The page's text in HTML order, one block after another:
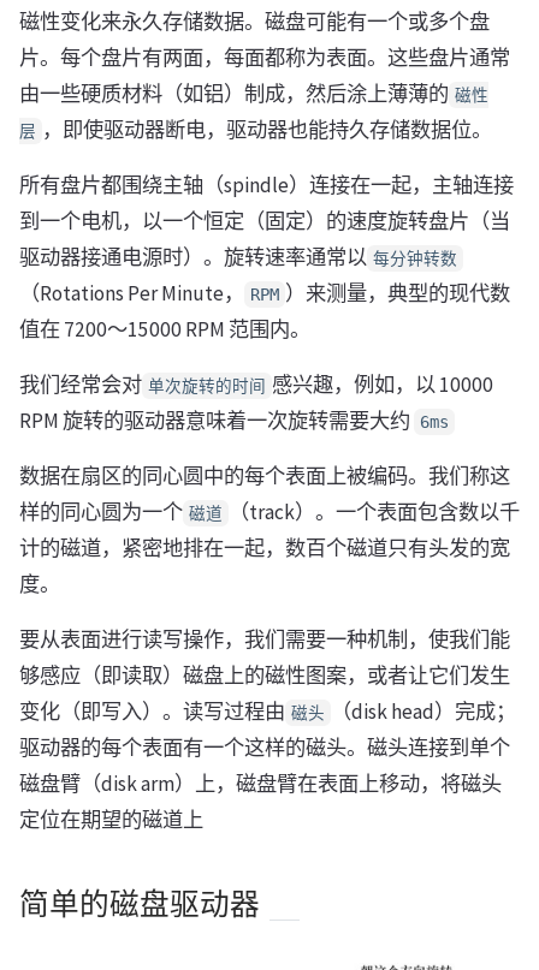
磁性变化来永久存储数据。磁盘可能有一个或多个盘
片。每个盘片有两面，每面都称为表面。这些盘片通常
由一些硬质材料（如铝）制成，然后涂上薄薄的 磁性
层 ，即使驱动器断电，驱动器也能持久存储数据位。
所有盘片都围绕主轴（spindle）连接在一起，主轴连接
到一个电机，以一个恒定（固定）的速度旋转盘片（当
驱动器接通电源时）。旋转速率通常以 每分钟转数
（Rotations Per Minute， RPM ）来测量，典型的现代数
值在 7200～15000 RPM 范围内。
我们经常会对 单次旋转的时间 感兴趣，例如，以 10000
RPM 旋转的驱动器意味着一次旋转需要大约
6ms
数据在扇区的同心圆中的每个表面上被编码。我们称这
样的同心圆为一个 磁道
（track）。一个表面包含数以千
计的磁道，紧密地排在一起，数百个磁道只有头发的宽
度。
要从表面进行读写操作，我们需要一种机制，使我们能
够感应（即读取）磁盘上的磁性图案，或者让它们发生
变化（即写入）。读写过程由 磁头
（disk head）完成；
驱动器的每个表面有一个这样的磁头。磁头连接到单个
磁盘臂（disk arm）上，磁盘臂在表面上移动，将磁头
定位在期望的磁道上
简单的磁盘驱动器